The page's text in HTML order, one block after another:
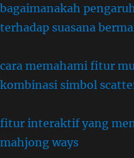
bagaimanakah
terhadap suasana
cara memahami fitur
kombinasi simbol
fitur interaktif yang
mahjong ways